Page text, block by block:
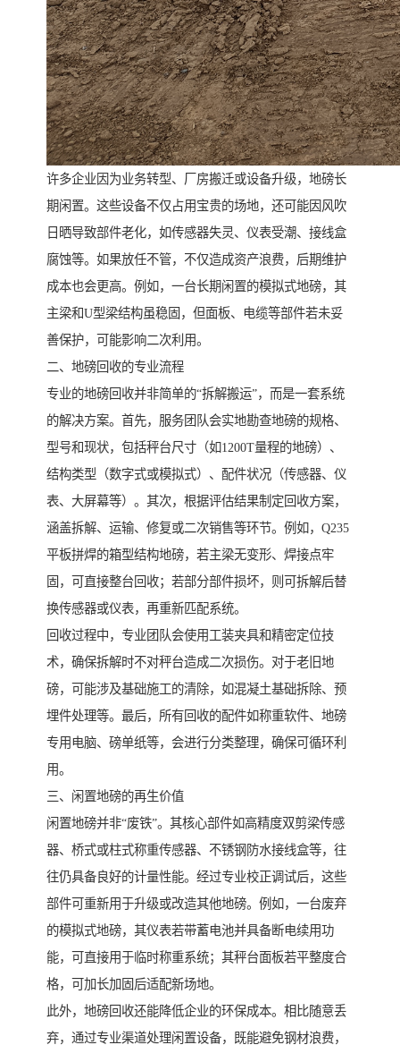
许多企业因为业务转型、厂房搬迁或设备升级，地磅长
期闲置。这些设备不仅占用宝贵的场地，还可能因风吹
日晒导致部件老化，如传感器失灵、仪表受潮、接线盒
腐蚀等。如果放任不管，不仅造成资产浪费，后期维护
成本也会更高。例如，一台长期闲置的模拟式地磅，其
主梁和U型梁结构虽稳固，但面板、电缆等部件若未妥
善保护，可能影响二次利用。
二、地磅回收的专业流程
专业的地磅回收并非简单的“拆解搬运”，而是一套系统
的解决方案。首先，服务团队会实地勘查地磅的规格、
型号和现状，包括秤台尺寸（如1200T量程的地磅）、
结构类型（数字式或模拟式）、配件状况（传感器、仪
表、大屏幕等）。其次，根据评估结果制定回收方案，
涵盖拆解、运输、修复或二次销售等环节。例如，Q235
平板拼焊的箱型结构地磅，若主梁无变形、焊接点牢
固，可直接整台回收；若部分部件损坏，则可拆解后替
换传感器或仪表，再重新匹配系统。
回收过程中，专业团队会使用工装夹具和精密定位技
术，确保拆解时不对秤台造成二次损伤。对于老旧地
磅，可能涉及基础施工的清除，如混凝土基础拆除、预
埋件处理等。最后，所有回收的配件如称重软件、地磅
专用电脑、磅单纸等，会进行分类整理，确保可循环利
用。
三、闲置地磅的再生价值
闲置地磅并非“废铁”。其核心部件如高精度双剪梁传感
器、桥式或柱式称重传感器、不锈钢防水接线盒等，往
往仍具备良好的计量性能。经过专业校正调试后，这些
部件可重新用于升级或改造其他地磅。例如，一台废弃
的模拟式地磅，其仪表若带蓄电池并具备断电续用功
能，可直接用于临时称重系统；其秤台面板若平整度合
格，可加长加固后适配新场地。
此外，地磅回收还能降低企业的环保成本。相比随意丢
弃，通过专业渠道处理闲置设备，既能避免钢材浪费，